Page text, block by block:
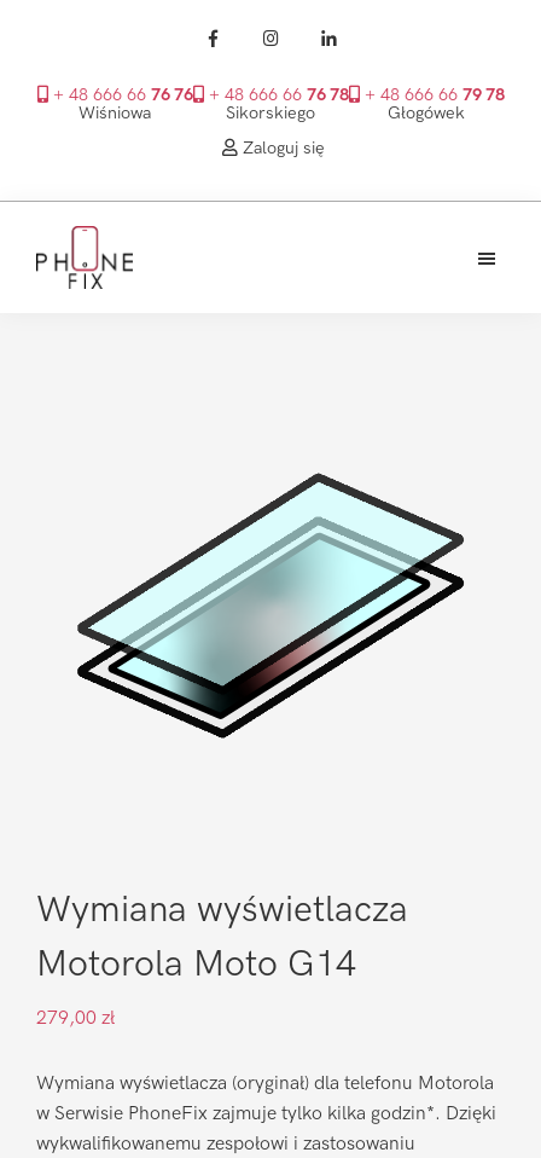
+ 48 666 66 76 76
Wiśniowa
+ 48 666 66 76 78
Sikorskiego
+ 48 666 66 79 78
Głogówek
Zaloguj się
głównego
Wymiana wyświetlacza
Motorola Moto G14
279,00 zł
Wymiana wyświetlacza (oryginał) dla telefonu Motorola
w Serwisie PhoneFix zajmuje tylko kilka godzin*. Dzięki
wykwalifikowanemu zespołowi i zastosowaniu